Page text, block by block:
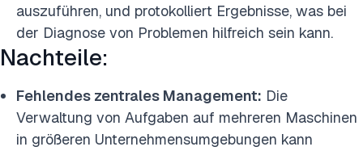
auszuführen, und protokolliert Ergebnisse, was bei
der Diagnose von Problemen hilfreich sein kann.
Nachteile:
Fehlendes zentrales Management: Die
Verwaltung von Aufgaben auf mehreren Maschinen
in größeren Unternehmensumgebungen kann